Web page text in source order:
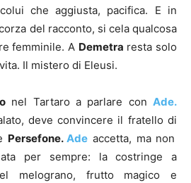
che aggiusta, pacifica. E in
del racconto, si cela qualcosa
femminile. A Demetra resta solo
Il mistero di Eleusi.
nel Tartaro a parlare con Ade.
deve convincere il fratello di
Persefone.Ade accetta, ma non
per sempre: la costringe a
melograno, frutto magico e